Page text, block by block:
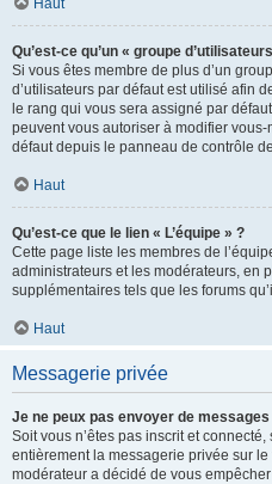
Haut
Qu’est-ce qu’un « groupe
Si vous êtes membre de plus d’un
d’utilisateurs par défaut est utilisé afin
le rang qui vous sera assigné par
peuvent vous autoriser à modifier
défaut depuis le panneau de contrôle
Haut
Qu’est-ce que le lien « L’équipe » ?
Cette page liste les membres de
administrateurs et les modérateurs, en
supplémentaires tels que les forums
Haut
Messagerie privée
Je ne peux pas envoyer de
Soit vous n’êtes pas inscrit et
entièrement la messagerie privée sur
modérateur a décidé de vous